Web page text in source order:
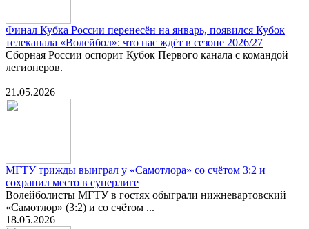
Финал Кубка России перенесён на январь, появился Кубок
телеканала «Волейбол»: что нас ждёт в сезоне 2026/27
Сборная России оспорит Кубок Первого канала с командой
легионеров.
21.05.2026
МГТУ трижды выиграл у «Самотлора» со счётом 3:2 и
сохранил место в суперлиге
Волейболисты МГТУ в гостях обыграли нижневартовский
«Самотлор» (3:2) и со счётом ...
18.05.2026